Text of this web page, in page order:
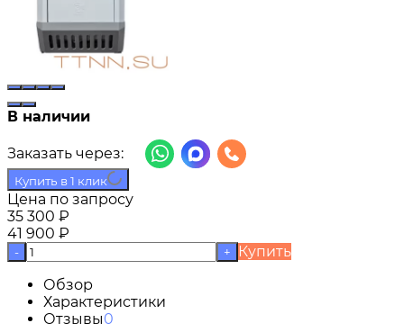
В наличии
Заказать через:
Купить в 1 клик
Цена по запросу
35 300 ₽
41 900 ₽
- +
Купить
Обзор
Характеристики
Отзывы0